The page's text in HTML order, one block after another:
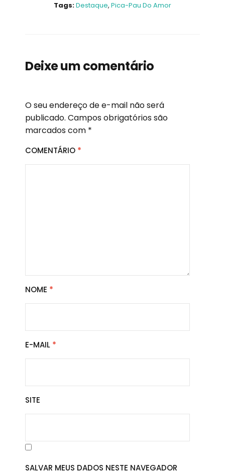
Tags:Destaque, Pica-Pau Do Amor
Deixe um comentário
O seu endereço de e-mail não será
publicado. Campos obrigatórios são
marcados com *
COMENTÁRIO *
NOME *
E-MAIL *
SITE
SALVAR MEUS DADOS NESTE NAVEGADOR